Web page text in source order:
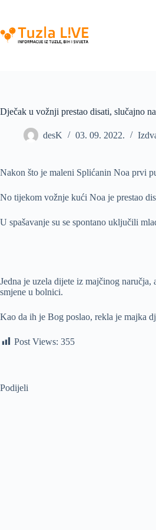
content
Dječak u vožnji prestao disati, slučajno
desK 03. 09. 2022.
Nakon što je maleni Splićanin Noa prvi
No tijekom vožnje kući Noa je prestao
U spašavanje su se spontano uključili
Jedna je uzela dijete iz majčinog
smjene u bolnici.
Kao da ih je Bog poslao, rekla je majka
Post Views: 355
Podijeli